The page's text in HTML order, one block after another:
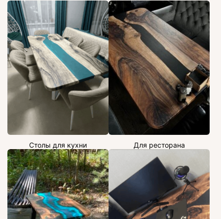
Столы для кухни Для ресторана